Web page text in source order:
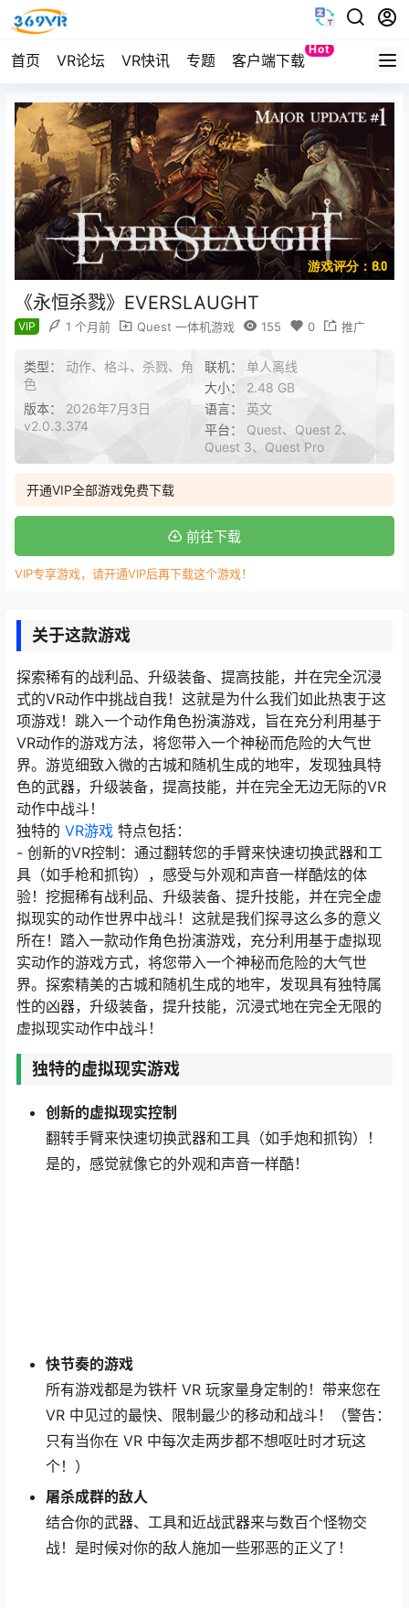
首页 VR论坛 VR快讯 专题 客户端下载
Hot
Quest
游戏评分：8.0
《永恒杀戮》EVERSLAUGHT
VIP 1 个月前 Quest 一体机游戏 155 0 推广
类型： 动作、格斗、杀戮、角
色
联机： 单人离线
大小： 2.48 GB
版本： 2026年7月3日
v2.0.3.374
语言： 英文
平台： Quest、Quest 2、
Quest 3、Quest Pro
开通VIP全部游戏免费下载
前往下载
VIP专享游戏，请开通VIP后再下载这个游戏！
关于这款游戏
探索稀有的战利品、升级装备、提高技能，并在完全沉浸
式的VR动作中挑战自我！这就是为什么我们如此热衷于这
项游戏！跳入一个动作角色扮演游戏，旨在充分利用基于
VR动作的游戏方法，将您带入一个神秘而危险的大气世
界。游览细致入微的古城和随机生成的地牢，发现独具特
色的武器，升级装备，提高技能，并在完全无边无际的VR
动作中战斗！
独特的 VR游戏 特点包括：
- 创新的VR控制：通过翻转您的手臂来快速切换武器和工
具（如手枪和抓钩），感受与外观和声音一样酷炫的体
验！挖掘稀有战利品、升级装备、提升技能，并在完全虚
拟现实的动作世界中战斗！这就是我们探寻这么多的意义
所在！踏入一款动作角色扮演游戏，充分利用基于虚拟现
实动作的游戏方式，将您带入一个神秘而危险的大气世
界。探索精美的古城和随机生成的地牢，发现具有独特属
性的凶器，升级装备，提升技能，沉浸式地在完全无限的
虚拟现实动作中战斗！
独特的虚拟现实游戏
创新的虚拟现实控制
翻转手臂来快速切换武器和工具（如手炮和抓钩）！
是的，感觉就像它的外观和声音一样酷！
快节奏的游戏
所有游戏都是为铁杆 VR 玩家量身定制的！带来您在
VR 中见过的最快、限制最少的移动和战斗！（警告：
只有当你在 VR 中每次走两步都不想呕吐时才玩这
个！）
屠杀成群的敌人
结合你的武器、工具和近战武器来与数百个怪物交
战！是时候对你的敌人施加一些邪恶的正义了！